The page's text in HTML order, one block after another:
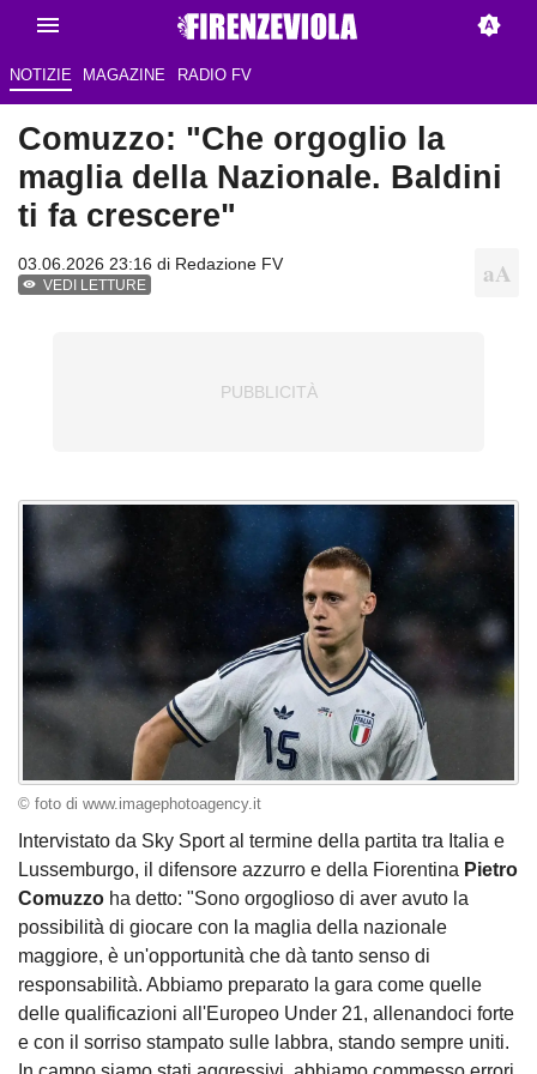
NOTIZIE MAGAZINE RADIO FV
Comuzzo: "Che orgoglio la
maglia della Nazionale. Baldini
ti fa crescere"
03.06.2026 23:16 di Redazione FV
VEDI LETTURE
© foto di www.imagephotoagency.it
Intervistato da Sky Sport al termine della partita tra Italia e
Lussemburgo, il difensore azzurro e della Fiorentina Pietro
Comuzzo ha detto: "Sono orgoglioso di aver avuto la
possibilità di giocare con la maglia della nazionale
maggiore, è un'opportunità che dà tanto senso di
responsabilità. Abbiamo preparato la gara come quelle
delle qualificazioni all'Europeo Under 21, allenandoci forte
e con il sorriso stampato sulle labbra, stando sempre uniti.